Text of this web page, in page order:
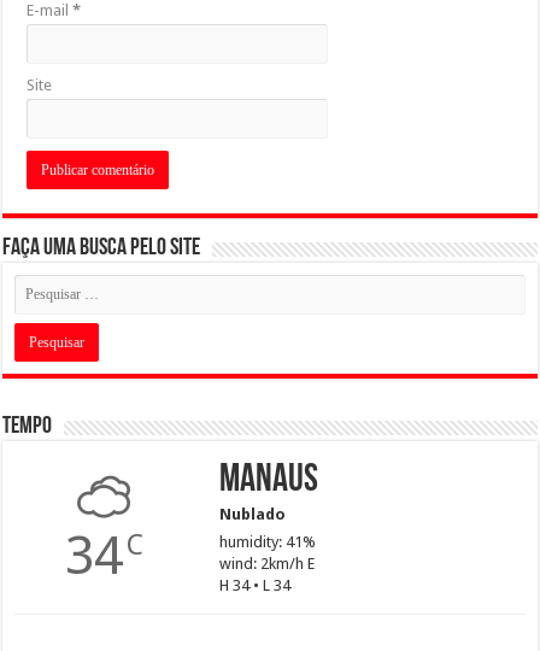
E-mail*
Site
Faça uma busca pelo Site
Tempo
34C
Manaus
Nublado
humidity: 41%
wind: 2km/h E
H 34 • L 34